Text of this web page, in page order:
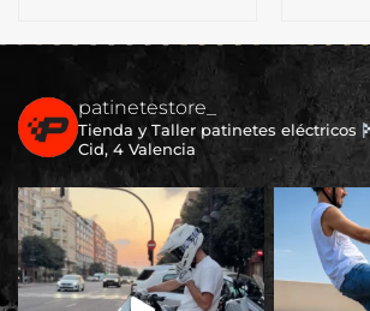
patinetestore_
Tienda y Taller patinetes eléctricos
Cid, 4 Valencia